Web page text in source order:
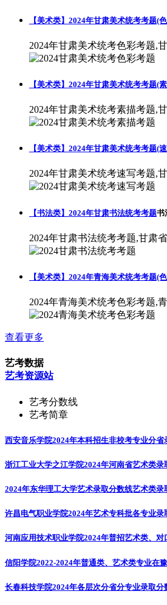
【美术类】2024年甘肃美术统考考题(
2024年甘肃美术统考色彩考题,
【美术类】2024年甘肃美术统考考题(
2024年甘肃美术统考素描考题,
【美术类】2024年甘肃美术统考考题(
2024年甘肃美术统考速写考题,
【书法类】2024年甘肃书法统考考题书
2024年甘肃书法统考考题,甘肃
【美术类】2024年青海美术统考考题(
2024年青海美术统考色彩考题,
查看更多
艺考数据
艺考资源站
艺考分数线
艺考简章
西安音乐学院2024年本科招生非校考专业分省
浙江工业大学之江学院2024年河南省艺术类录
2024年东华理工大学艺术录取分数线艺术类录
许昌电气职业学院2024年艺术专科批各专业录
河南应用技术职业学院2024年普招艺术类、
信阳学院2022-2024年普通类、艺术类专业在
长春科技学院2024年各层次分省分专业录取分